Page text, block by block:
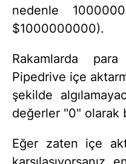
nedenle
$1000000000).
Rakamlarda
Pipedrive içe
şekilde
değerler "0" olarak
Eğer zaten içe